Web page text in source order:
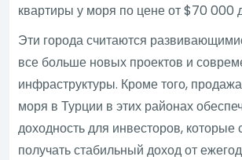
квартиры у моря по цене от $70 000
Эти города считаются
все больше новых проектов и
инфраструктуры. Кроме того,
моря в Турции в этих районах
доходность для инвесторов, которые
получать стабильный доход от